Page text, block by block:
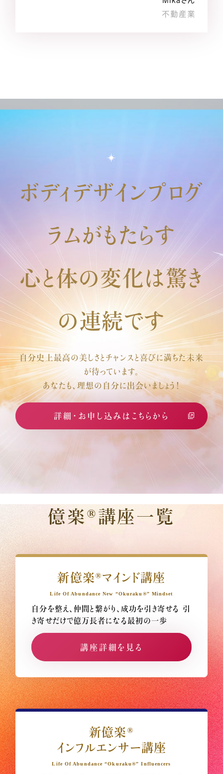
不動産業
ボディデザインプログ
ラムがもたらす
心と体の変化は驚き
の連続です
自分史上最高の美しさとチャンスと喜びに満ちた未来
が待っています。
あなたも、理想の自分に出会いましょう！
詳細・お申し込みはこちらから
億楽®講座一覧
新億楽®マインド講座
Life Of Abundance New “Okuraku®” Mindset
自分を整え、仲間と繋がり、成功を引き寄せる
引
き寄せだけで億万長者になる最初の一歩
講座詳細を見る
新億楽®
インフルエンサー講座
Life Of Abundance “Okuraku®” Influencers